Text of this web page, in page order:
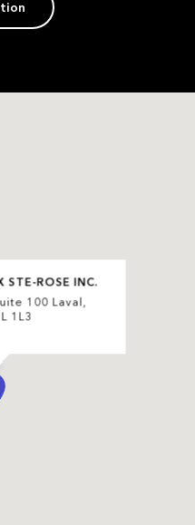
STE-ROSE INC.
100 Laval,
1L3